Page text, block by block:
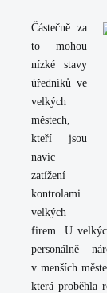
Částečně za
to mohou
nízké stavy
úředníků ve
velkých
městech,
kteří jsou
navíc
zatížení
kontrolami
velkých
firem. U
personálně
v menších
která proběhla